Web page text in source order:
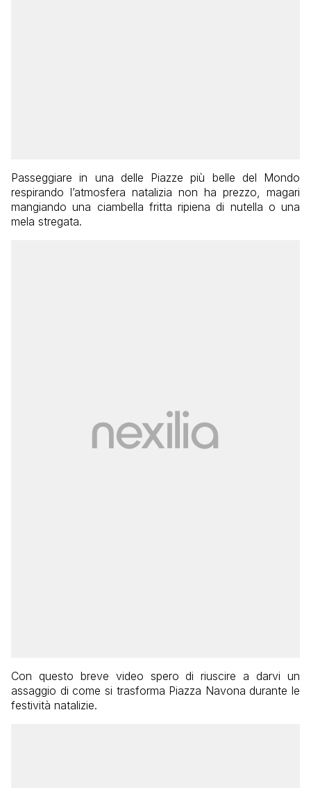
Passeggiare in una delle Piazze più belle del Mondo
respirando l’atmosfera natalizia non ha prezzo, magari
mangiando una ciambella fritta ripiena di nutella o una
mela stregata.
Con questo breve video spero di riuscire a darvi un
assaggio di come si trasforma Piazza Navona durante le
festività natalizie.